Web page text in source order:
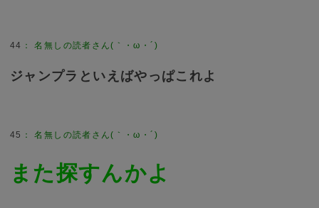
44 ：名無しの読者さん(｀・ω・´)
ジャンプラといえばやっぱこれよ
45 ：名無しの読者さん(｀・ω・´)
また探すんかよ